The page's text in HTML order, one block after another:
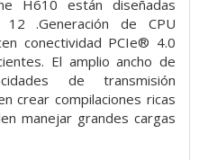
H610 están diseñadas
12 .Generación de CPU
conectividad PCIe® 4.0
El amplio ancho de
de transmisión
crear compilaciones ricas
manejar grandes cargas